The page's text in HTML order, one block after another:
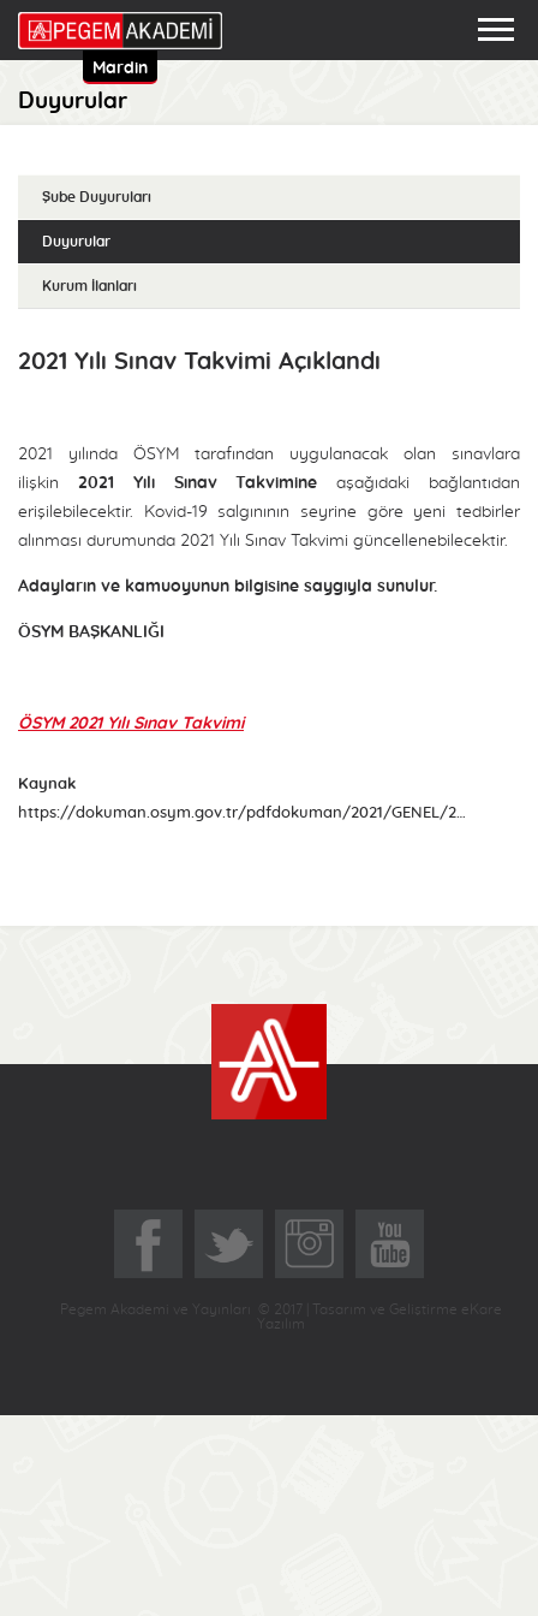
Mardin
Duyurular
Şube Duyuruları
Duyurular
Kurum İlanları
2021 Yılı Sınav Takvimi Açıklandı
2021 yılında ÖSYM tarafından uygulanacak olan sınavlara
ilişkin 2021 Yılı Sınav Takvimineaşağıdaki bağlantıdan
erişilebilecektir. Kovid-19 salgınının seyrine göre yeni tedbirler
alınması durumunda 2021 Yılı Sınav Takvimi güncellenebilecektir.
Adayların ve kamuoyunun bilgisine saygıyla sunulur.
ÖSYM BAŞKANLIĞI
ÖSYM 2021 Yılı Sınav Takvimi
Kaynak
https://dokuman.osym.gov.tr/pdfdokuman/2021/GENEL/2021sinavtakvimi18012020.pdf
Pegem Akademi ve Yayınları © 2017 | Tasarım ve Geliştirme eKare
Yazılım